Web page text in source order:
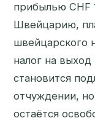
прибылью CHF
Швейцарию,
швейцарского
налог на
становится
отчуждении,
остаётся